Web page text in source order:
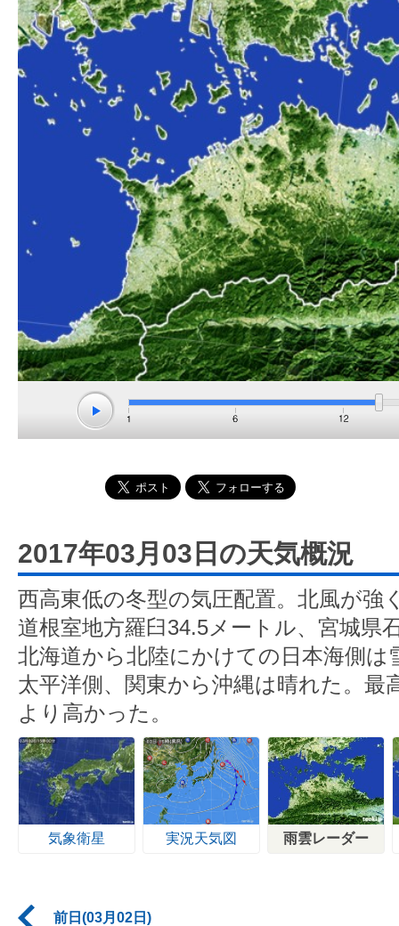
2017年03月03日の天気概況
西高東低の冬型の気圧配置。北風が強
道根室地方羅臼34.5メートル、宮城県
北海道から北陸にかけての日本海側は
太平洋側、関東から沖縄は晴れた。最
より高かった。
気象衛星 実況天気図 雨雲レーダー
前日(03月02日)